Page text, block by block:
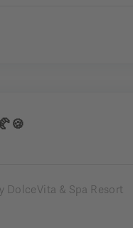
DolceVita & Spa Resort